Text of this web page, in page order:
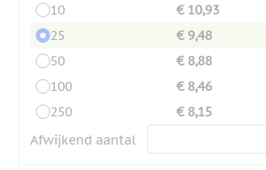
10
€ 10,93
25
€ 9,48
50
€ 8,88
100
€ 8,46
250
€ 8,15
Afwijkend aantal